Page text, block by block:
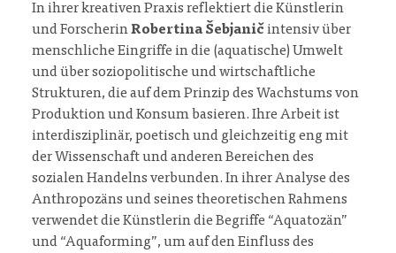
In ihrer kreativen Praxis reflektiert die Künstlerin
und ForscherinRobertina Šebjanič intensiv über
menschliche Eingriffe in die (aquatische) Umwelt
und über soziopolitische und wirtschaftliche
Strukturen, die auf dem Prinzip des Wachstums von
Produktion und Konsum basieren. Ihre Arbeit ist
interdisziplinär, poetisch und gleichzeitig eng mit
der Wissenschaft und anderen Bereichen des
sozialen Handelns verbunden. In ihrer Analyse des
Anthropozäns und seines theoretischen Rahmens
verwendet die Künstlerin die Begriffe “Aquatozän”
und “Aquaforming”, um auf den Einfluss des